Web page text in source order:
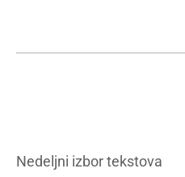
Nedeljni izbor tekstova